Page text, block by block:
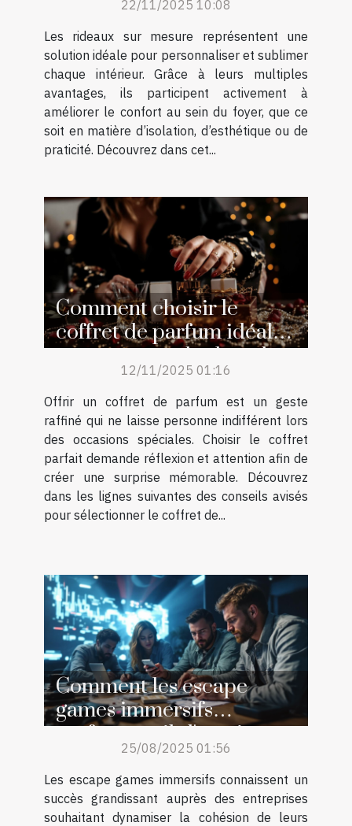
22/11/2025 10:08
Les rideaux sur mesure représentent une
solution idéale pour personnaliser et sublimer
chaque intérieur. Grâce à leurs multiples
avantages, ils participent activement à
améliorer le confort au sein du foyer, que ce
soit en matière d’isolation, d’esthétique ou de
praticité. Découvrez dans cet...
Comment choisir le
coffret de parfum idéal
pour surprendre lors des
occasions spéciales ?
12/11/2025 01:16
Offrir un coffret de parfum est un geste
raffiné qui ne laisse personne indifférent lors
des occasions spéciales. Choisir le coffret
parfait demande réflexion et attention afin de
créer une surprise mémorable. Découvrez
dans les lignes suivantes des conseils avisés
pour sélectionner le coffret de...
Comment les escape
games immersifs
renforcent-ils l'esprit
d'équipe ?25/08/2025 01:56
Les escape games immersifs connaissent un
succès grandissant auprès des entreprises
souhaitant dynamiser la cohésion de leurs